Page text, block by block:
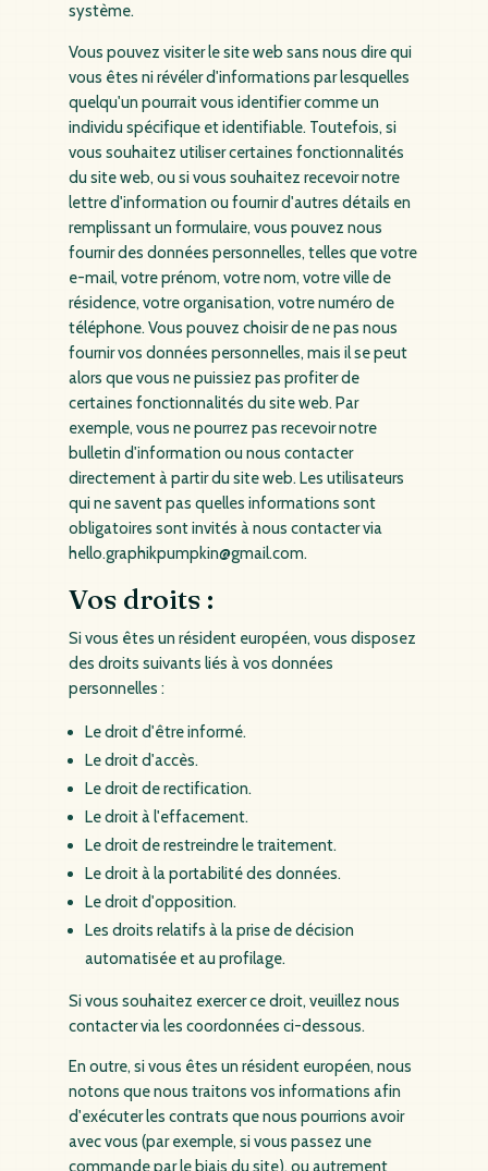
système.
Vous pouvez visiter le site web sans nous dire qui
vous êtes ni révéler d'informations par lesquelles
quelqu'un pourrait vous identifier comme un
individu spécifique et identifiable. Toutefois, si
vous souhaitez utiliser certaines fonctionnalités
du site web, ou si vous souhaitez recevoir notre
lettre d'information ou fournir d'autres détails en
remplissant un formulaire, vous pouvez nous
fournir des données personnelles, telles que votre
e-mail, votre prénom, votre nom, votre ville de
résidence, votre organisation, votre numéro de
téléphone. Vous pouvez choisir de ne pas nous
fournir vos données personnelles, mais il se peut
alors que vous ne puissiez pas profiter de
certaines fonctionnalités du site web. Par
exemple, vous ne pourrez pas recevoir notre
bulletin d'information ou nous contacter
directement à partir du site web. Les utilisateurs
qui ne savent pas quelles informations sont
obligatoires sont invités à nous contacter via
hello.graphikpumpkin@gmail.com.
Vos droits :
Si vous êtes un résident européen, vous disposez
des droits suivants liés à vos données
personnelles :
Le droit d'être informé.
Le droit d'accès.
Le droit de rectification.
Le droit à l'effacement.
Le droit de restreindre le traitement.
Le droit à la portabilité des données.
Le droit d'opposition.
Les droits relatifs à la prise de décision
automatisée et au profilage.
Si vous souhaitez exercer ce droit, veuillez nous
contacter via les coordonnées ci-dessous.
En outre, si vous êtes un résident européen, nous
notons que nous traitons vos informations afin
d'exécuter les contrats que nous pourrions avoir
avec vous (par exemple, si vous passez une